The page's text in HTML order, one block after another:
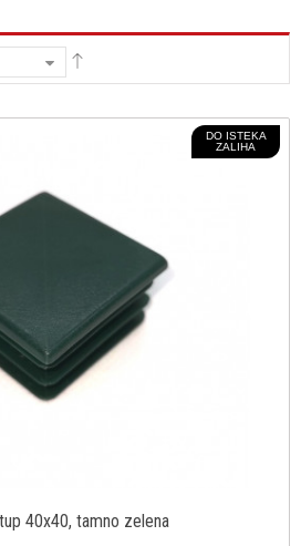
DO ISTEKA
ZALIHA
40x40, tamno zelena